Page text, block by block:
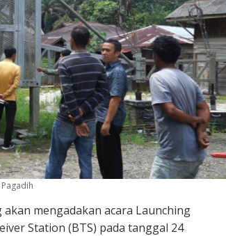
akan mengadakan acara Launching
Station (BTS) pada tanggal 24